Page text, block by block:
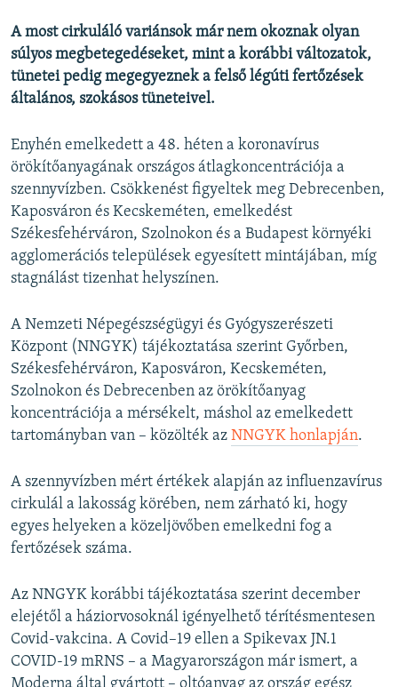
Valamennyi RFE/RL weboldal
A most cirkuláló variánsok már nem okoznak olyan
súlyos megbetegedéseket, mint a korábbi változatok,
tünetei pedig megegyeznek a felső légúti fertőzések
általános, szokásos tüneteivel.
Enyhén emelkedett a 48. héten a koronavírus
örökítőanyagának országos átlagkoncentrációja a
szennyvízben. Csökkenést figyeltek meg Debrecenben,
Kaposváron és Kecskeméten, emelkedést
Székesfehérváron, Szolnokon és a Budapest környéki
agglomerációs települések egyesített mintájában, míg
stagnálást tizenhat helyszínen.
A Nemzeti Népegészségügyi és Gyógyszerészeti
Központ (NNGYK) tájékoztatása szerint Győrben,
Székesfehérváron, Kaposváron, Kecskeméten,
Szolnokon és Debrecenben az örökítőanyag
koncentrációja a mérsékelt, máshol az emelkedett
tartományban van – közölték az NNGYK honlapján.
A szennyvízben mért értékek alapján az influenzavírus
cirkulál a lakosság körében, nem zárható ki, hogy
egyes helyeken a közeljövőben emelkedni fog a
fertőzések száma.
Az NNGYK korábbi tájékoztatása szerint december
elejétől a háziorvosoknál igényelhető térítésmentesen
Covid-vakcina. A Covid–19 ellen a Spikevax JN.1
COVID-19 mRNS – a Magyarországon már ismert, a